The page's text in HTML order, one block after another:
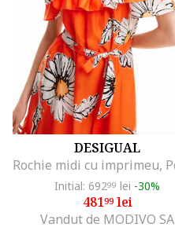
DESIGUAL
Initial: 69299 lei -30%
48199lei
Vandut de MODIVO SA